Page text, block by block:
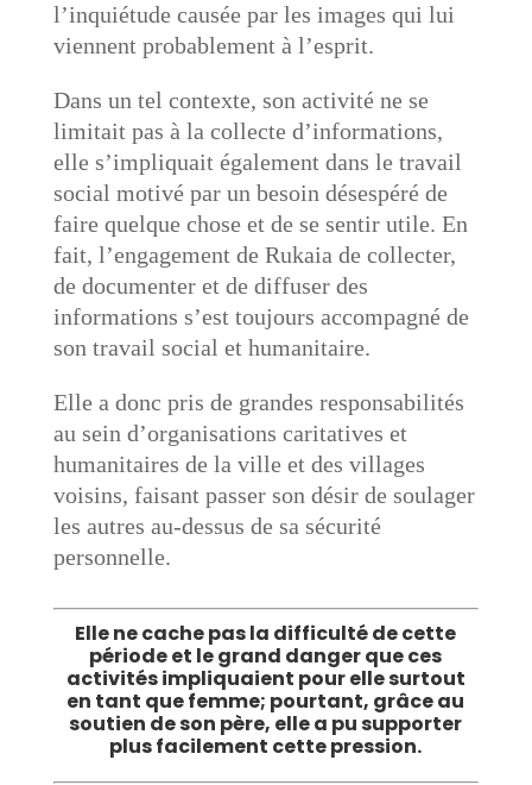
l’inquiétude causée par les images qui lui
viennent probablement à l’esprit.
Dans un tel contexte, son activité ne se
limitait pas à la collecte d’informations,
elle s’impliquait également dans le travail
social motivé par un besoin désespéré de
faire quelque chose et de se sentir utile. En
fait, l’engagement de Rukaia de collecter,
de documenter et de diffuser des
informations s’est toujours accompagné de
son travail social et humanitaire.
Elle a donc pris de grandes responsabilités
au sein d’organisations caritatives et
humanitaires de la ville et des villages
voisins, faisant passer son désir de soulager
les autres au-dessus de sa sécurité
personnelle.
Elle ne cache pas la difficulté de cette
période et le grand danger que ces
activités impliquaient pour elle surtout
en tant que femme; pourtant, grâce au
soutien de son père, elle a pu supporter
plus facilement cette pression.